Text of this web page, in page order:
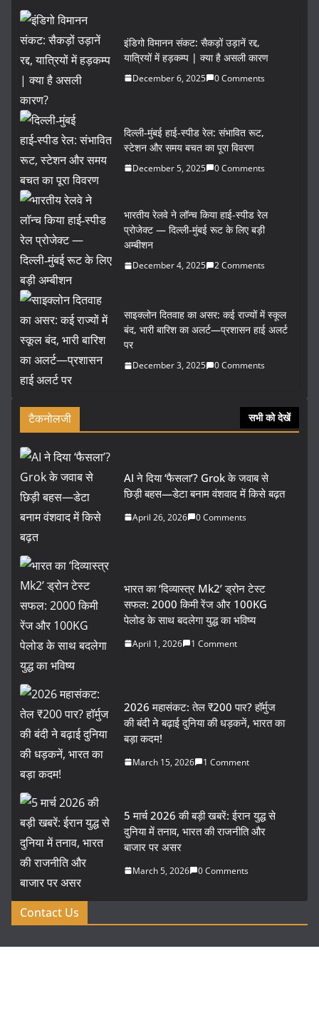
इंडिगो विमानन संकट: सैकड़ों उड़ानें रद्द,
यात्रियों में हड़कम्प | क्या है असली कारण
December 6, 2025 0 Comments
दिल्ली‑मुंबई हाई‑स्पीड रेल: संभावित रूट,
स्टेशन और समय बचत का पूरा विवरण
December 5, 2025 0 Comments
भारतीय रेलवे ने लॉन्च किया हाई‑स्पीड रेल
प्रोजेक्ट — दिल्ली‑मुंबई रूट के लिए बड़ी
अम्बीशन
December 4, 2025 2 Comments
साइक्लोन दितवाह का असर: कई राज्यों में स्कूल
बंद, भारी बारिश का अलर्ट—प्रशासन हाई अलर्ट
पर
December 3, 2025 0 Comments
टैकनोलजी सभी को देखें
AI ने दिया ‘फैसला’? Grok के जवाब से
छिड़ी बहस—डेटा बनाम वंशवाद में किसे बढ़त
April 26, 2026 0 Comments
भारत का ‘दिव्यास्त्र Mk2’ ड्रोन टेस्ट
सफल: 2000 किमी रेंज और 100KG
पेलोड के साथ बदलेगा युद्ध का भविष्य
April 1, 2026 1 Comment
2026 महासंकट: तेल ₹200 पार? हॉर्मुज
की बंदी ने बढ़ाई दुनिया की धड़कनें, भारत का
बड़ा कदम!
March 15, 2026 1 Comment
5 मार्च 2026 की बड़ी खबरें: ईरान युद्ध से
दुनिया में तनाव, भारत की राजनीति और
बाजार पर असर
March 5, 2026 0 Comments
Contact Us